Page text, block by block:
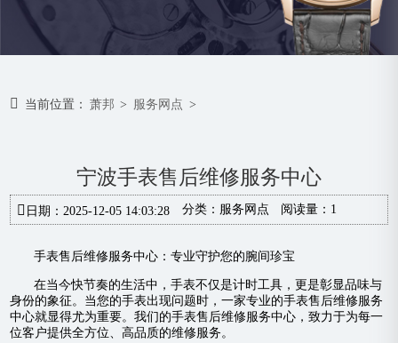
当前位置： 萧邦 > 服务网点 >
宁波手表售后维修服务中心
日期：2025-12-05 14:03:28 分类： 服务网点 阅读量：1
手表售后维修服务中心：专业守护您的腕间珍宝
在当今快节奏的生活中，手表不仅是计时工具，更是彰显品味与
身份的象征。当您的手表出现问题时，一家专业的手表售后维修服务
中心就显得尤为重要。我们的手表售后维修服务中心，致力于为每一
位客户提供全方位、高品质的维修服务。